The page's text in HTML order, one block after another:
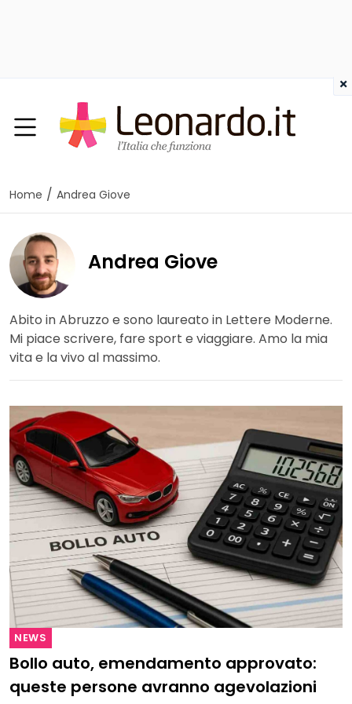
Home / Andrea Giove
Andrea Giove
Abito in Abruzzo e sono laureato in Lettere Moderne.
Mi piace scrivere, fare sport e viaggiare. Amo la mia
vita e la vivo al massimo.
NEWS
Bollo auto, emendamento approvato:
queste persone avranno agevolazioni
×